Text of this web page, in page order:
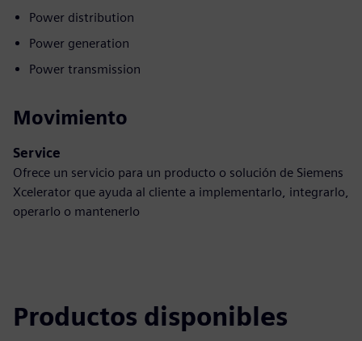
Power distribution
Power generation
Power transmission
Movimiento
Service
Ofrece un servicio para un producto o solución de Siemens
Xcelerator que ayuda al cliente a implementarlo, integrarlo,
operarlo o mantenerlo
Productos disponibles